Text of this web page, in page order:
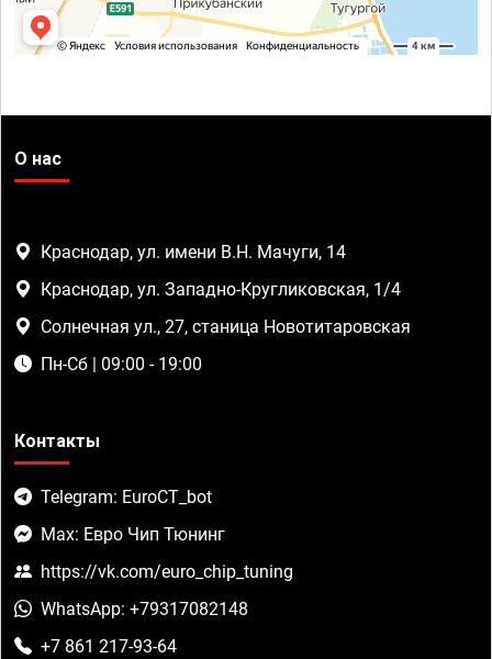
О нас
Краснодар, ул. имени В.Н. Мачуги, 14
Краснодар, ул. Западно-Кругликовская, 1/4
Солнечная ул., 27, станица Новотитаровская
Пн-Сб | 09:00 - 19:00
Контакты
Telegram: EuroCT_bot
Max: Евро Чип Тюнинг
https://vk.com/euro_chip_tuning
WhatsApp: +79317082148
+7 861 217-93-64